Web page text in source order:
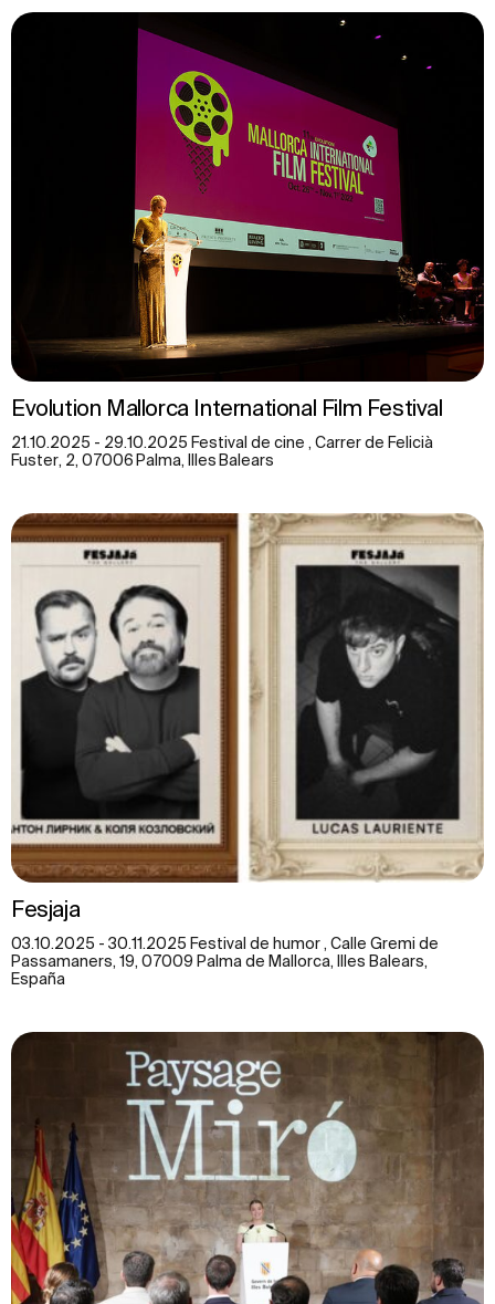
Evolution Mallorca International Film Festival
21.10.2025 - 29.10.2025 Festival de cine , Carrer de Felicià
Fuster, 2, 07006 Palma, Illes Balears
Fesjaja
03.10.2025 - 30.11.2025 Festival de humor , Calle Gremi de
Passamaners, 19, 07009 Palma de Mallorca, Illes Balears,
España